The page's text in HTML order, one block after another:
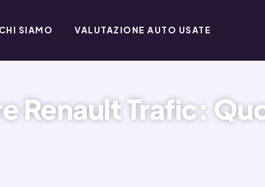
CHI SIAMO VALUTAZIONE AUTO USATE
Renault Trafic: